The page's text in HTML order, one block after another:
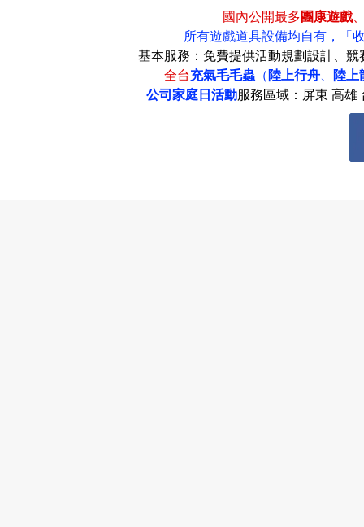
國內公開最多團康遊戲
所有遊戲道具設備均自有，
「
基本服務：免費提供活動規劃設計、
全台充氣毛毛蟲 （ 陸上行舟
陸上
公司家庭日活動服務區域：屏東 高雄